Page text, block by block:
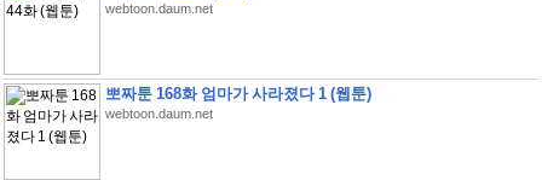
webtoon.daum.net
뽀짜툰 168화 엄마가 사라졌다 1 (웹툰)
webtoon.daum.net